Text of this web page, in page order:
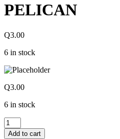
PELICAN
Q3.00
6 in stock
Q3.00
6 in stock
MINAS
PARA
Add to cart